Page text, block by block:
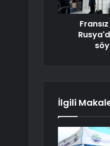
İlgili